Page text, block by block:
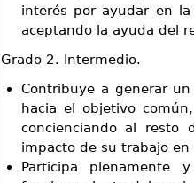
interés por ayudar en
aceptando la ayuda del
Grado 2. Intermedio.
Contribuye a generar
hacia el objetivo
concienciando al resto
impacto de su trabajo
Participa